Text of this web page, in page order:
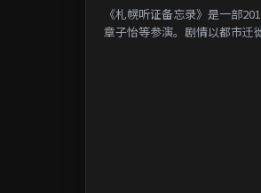
《札幌听证备忘录》是一部
章子怡等参演。剧情以都市迁